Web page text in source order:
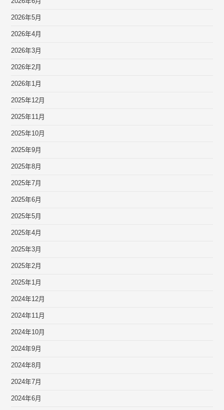
2026年5月
2026年4月
2026年3月
2026年2月
2026年1月
2025年12月
2025年11月
2025年10月
2025年9月
2025年8月
2025年7月
2025年6月
2025年5月
2025年4月
2025年3月
2025年2月
2025年1月
2024年12月
2024年11月
2024年10月
2024年9月
2024年8月
2024年7月
2024年6月